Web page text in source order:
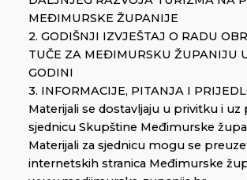
MEĐIMURSKE ŽUPANIJE
2. GODIŠNJI IZVJEŠTAJ O RADU
TUČE ZA MEĐIMURSKU ŽUPANIJU
GODINI
3. INFORMACIJE, PITANJA I
Materijali se dostavljaju u privitku i uz
sjednicu Skupštine Međimurske
Materijali za sjednicu mogu se
internetskih stranica Međimurske